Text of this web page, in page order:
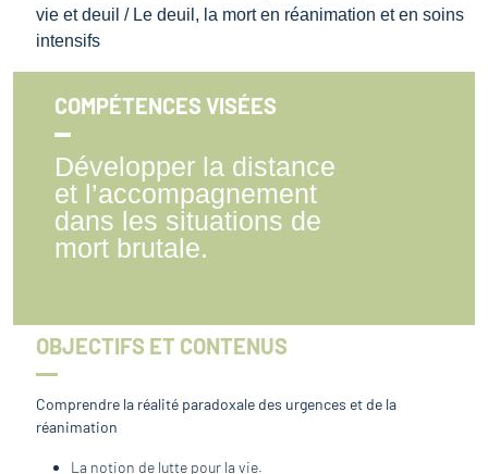
vie et deuil / Le deuil, la mort en réanimation et en soins
intensifs
COMPÉTENCES VISÉES
Développer la distance
et l’accompagnement
dans les situations de
mort brutale.
OBJECTIFS ET CONTENUS
Comprendre la réalité paradoxale des urgences et de la
réanimation
La notion de lutte pour la vie.